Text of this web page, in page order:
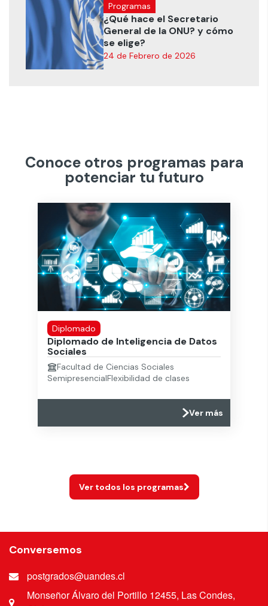
Programas
¿Qué hace el Secretario
General de la ONU? y cómo
se elige?
24 de Febrero de 2026
Conoce otros programas para
potenciar tu futuro
Diplomado
Diplomado de Inteligencia de Datos
Sociales
Facultad de Ciencias Sociales
SemipresencialFlexibilidad de clases
Ver más
Ver todos los programas
Conversemos
postgrados@uandes.cl
Monseñor Álvaro del Portillo 12455, Las Condes,